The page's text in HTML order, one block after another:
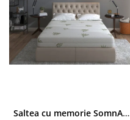
Saltea cu memorie SomnART XXL Memory Plus 160x190, înălțime 25cm, pentru persoane supraponderale, husă Aloe Vera detașabilă, rulată, fermitate mare